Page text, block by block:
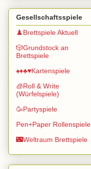
Gesellschaftsspiele
♟️Brettspiele Aktuell
🎲Grundstock an
Brettspiele
♠️♦️♣️♥️Kartenspiele
🧊Roll & Write
(Würfelspiele)
🥳Partyspiele
Pen+Paper Rollenspiele
🌃Weltraum Brettspiele